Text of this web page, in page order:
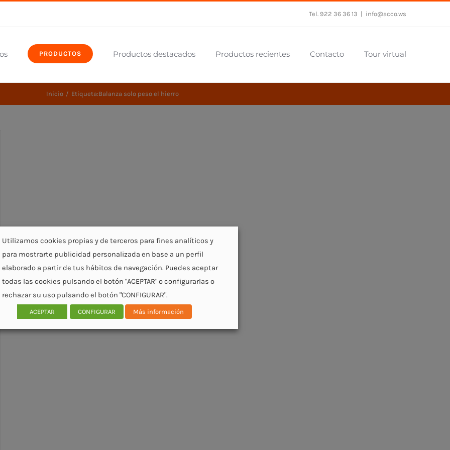
Tel. 922 36 36 13 info@acco.ws
PRODUCTOS Productos destacados Productos recientes Contacto Tour virtual
Inicio Etiqueta:Balanza solo peso el hierro
Utilizamos cookies propias y de terceros para fines analíticos y
para mostrarte publicidad personalizada en base a un perfil
elaborado a partir de tus hábitos de navegación. Puedes aceptar
todas las cookies pulsando el botón "ACEPTAR" o configurarlas o
rechazar su uso pulsando el botón "CONFIGURAR".
ACEPTAR CONFIGURAR Más información